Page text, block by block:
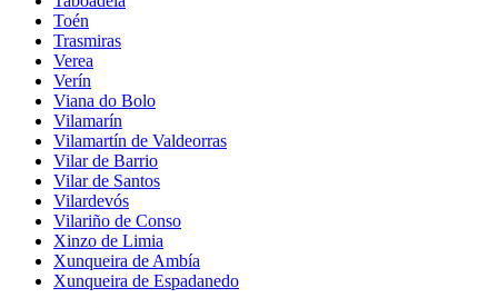
Toén
Trasmiras
Verea
Verín
Viana do Bolo
Vilamarín
Vilamartín de Valdeorras
Vilar de Barrio
Vilar de Santos
Vilardevós
Vilariño de Conso
Xinzo de Limia
Xunqueira de Ambía
Xunqueira de Espadanedo